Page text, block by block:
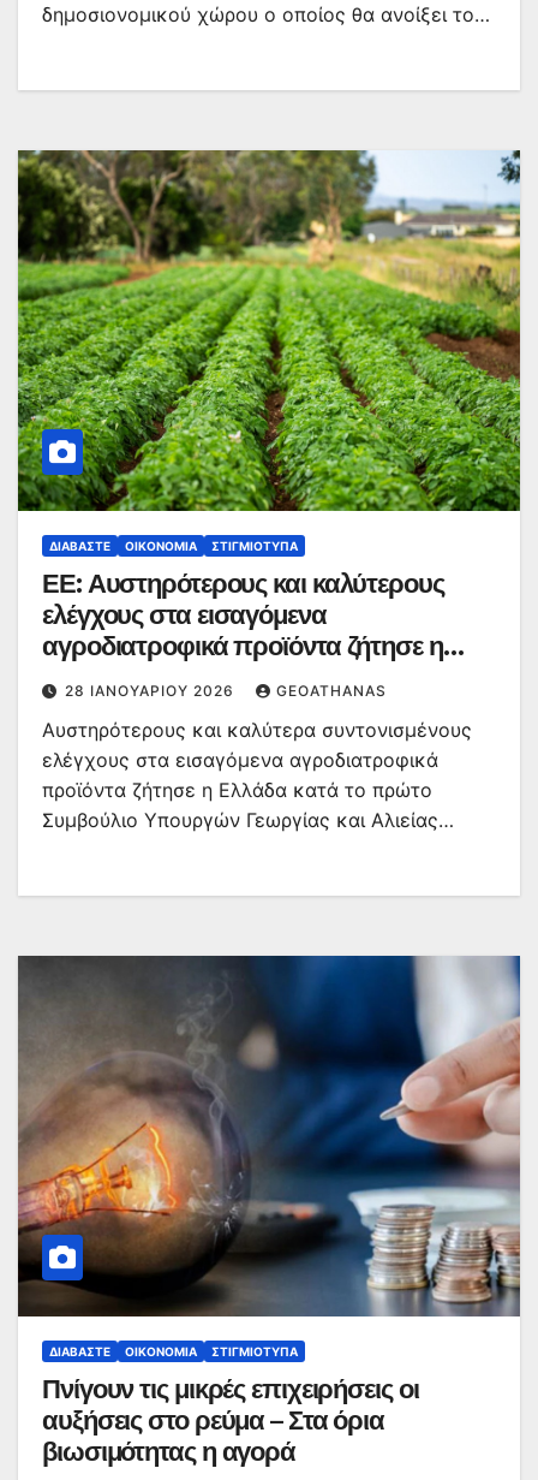
δημοσιονομικού χώρου ο οποίος θα ανοίξει το…
ΔΙΑΒΆΣΤΕ ΟΙΚΟΝΟΜΊΑ ΣΤΙΓΜΙΌΤΥΠΑ
ΕΕ: Αυστηρότερους και καλύτερους
ελέγχους στα εισαγόμενα
αγροδιατροφικά προϊόντα ζήτησε η
Ελλάδα
28 ΙΑΝΟΥΑΡΊΟΥ 2026 GEOATHANAS
Αυστηρότερους και καλύτερα συντονισμένους
ελέγχους στα εισαγόμενα αγροδιατροφικά
προϊόντα ζήτησε η Ελλάδα κατά το πρώτο
Συμβούλιο Υπουργών Γεωργίας και Αλιείας…
ΔΙΑΒΆΣΤΕ ΟΙΚΟΝΟΜΊΑ ΣΤΙΓΜΙΌΤΥΠΑ
Πνίγουν τις μικρές επιχειρήσεις οι
αυξήσεις στο ρεύμα – Στα όρια
βιωσιμότητας η αγορά